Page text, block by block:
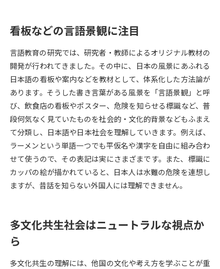
（高3生用）
（高2生用）
SELFBRAND特集ページ
オープンキャンパスなどを調べる
オープンキャンパス検索 実施プログラムから探す
来場型・Web型イベント特集 夢ナビライブ
受験準備 資料検索
併願校選び 受験スケジュールを立てよう
先輩が入学を決めた理由 テレメール全国一斉進学調査
看板などの言語景観に注目
言語教育の研究では、研究者・教師によるオリジナル教材の
開発が行われてきました。その中に、日本の風景にあふれる
日本語の看板や案内などを教材として、体系化した方法論が
あります。そうした書き言葉がある風景を「言語景観」と呼
び、飲食店の看板やポスター、危険を知らせる標識など、普
段何気なく見ていたものを社会的・文化的背景などもふまえ
て分類し、日本語や日本社会を理解していきます。例えば、
ラーメンという単語一つでも平仮名や漢字を自由に組み合わ
せて使うので、その表記は実にさまざまです。また、標識に
カッパの絵が描かれていると、日本人は水難の危険を連想し
ますが、昔話を知らない外国人には理解できません。
多文化共生社会はニュートラルな視点か
ら
多文化共生の理解には、他国の文化や考え方を学ぶことが重